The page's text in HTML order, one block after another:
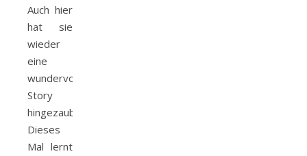
Auch hier
hat sie
wieder
eine
wundervolle
Story
hingezaubert.
Dieses
Mal lernt